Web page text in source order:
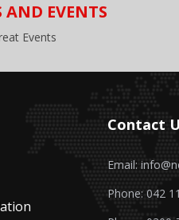
AND EVENTS
Events
Contact
Email:
Phone: 042